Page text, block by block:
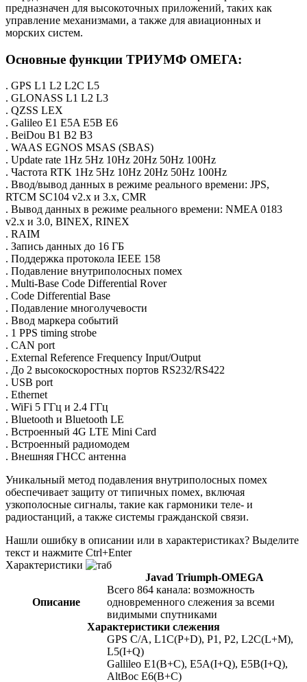
предназначен для высокоточных приложений, таких как
управление механизмами, а также для авиационных и
морских систем.
Основные функции ТРИУМФ ОМЕГА:
. GPS L1 L2 L2C L5
. GLONASS L1 L2 L3
. QZSS LEX
. Galileo E1 E5A E5B E6
. BeiDou B1 B2 B3
. WAAS EGNOS MSAS (SBAS)
. Update rate 1Hz 5Hz 10Hz 20Hz 50Hz 100Hz
. Частота RTK 1Hz 5Hz 10Hz 20Hz 50Hz 100Hz
. Ввод/вывод данных в режиме реального времени: JPS,
RTCM SC104 v2.x и 3.x, CMR
. Вывод данных в режиме реального времени: NMEA 0183
v2.x и 3.0, BINEX, RINEX
. RAIM
. Запись данных до 16 ГБ
. Поддержка протокола IEEE 158
. Подавление внутриполосных помех
. Multi-Base Code Differential Rover
. Code Differential Base
. Подавление многолучевости
. Ввод маркера событий
. 1 PPS timing strobe
. CAN port
. External Reference Frequency Input/Output
. До 2 высокоскоростных портов RS232/RS422
. USB port
. Ethernet
. WiFi 5 ГГц и 2.4 ГГц
. Bluetooth и Bluetooth LE
. Встроенный 4G LTE Mini Card
. Встроенный радиомодем
. Внешняя ГНСС антенна
Уникальный метод подавления внутриполосных помех
обеспечивает защиту от типичных помех, включая
узкополосные сигналы, такие как гармоники теле- и
радиостанций, а также системы гражданской связи.
Нашли ошибку в описании или в характеристиках? Выделите
текст и нажмите Ctrl+Enter
Характеристики
Javad Triumph-OMEGA
Описание
Всего 864 канала: возможность
одновременного слежения за всеми
видимыми спутниками
Характеристики слежения
GPS C/A, L1C(P+D), P1, P2, L2C(L+M),
L5(I+Q)
Gallileo E1(B+C), E5A(I+Q), E5B(I+Q),
AltBoc E6(B+C)